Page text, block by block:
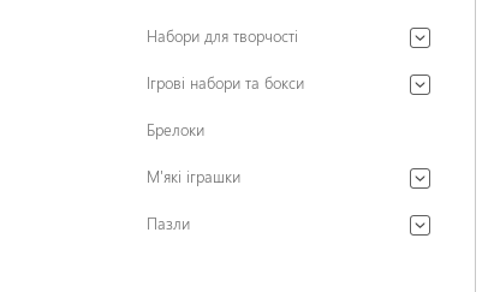
Набори для творчості
Ігрові набори та бокси
Брелоки
М'які іграшки
Пазли